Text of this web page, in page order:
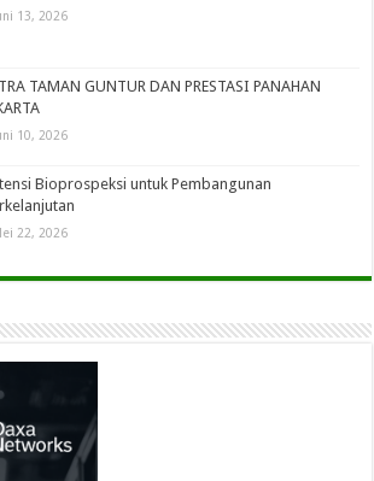
13, 2026
TAMAN GUNTUR DAN PRESTASI PANAHAN
10, 2026
Bioprospeksi untuk Pembangunan
22, 2026